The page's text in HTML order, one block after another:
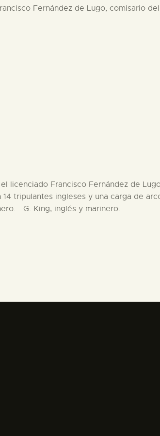
Fernández de Lugo, comisario del
licenciado Francisco Fernández de
tripulantes ingleses y una carga de
- G. King, inglés y marinero.